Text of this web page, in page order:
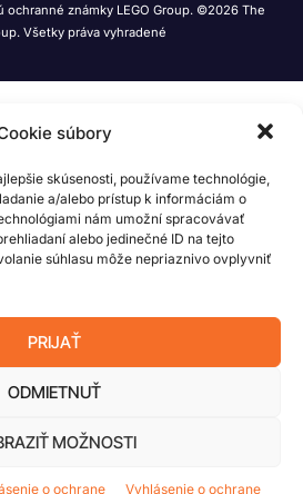
súbory
skúsenosti, používame technológie,
a/alebo prístup k informáciám o
nám umožní spracovávať
alebo jedinečné ID na tejto
súhlasu môže nepriaznivo ovplyvniť
PRIJAŤ
ODMIETNUŤ
MOŽNOSTI
o ochrane Vyhlásenie o ochrane
ochranné známky LEGO Group. ©2026 The
Všetky práva vyhradené